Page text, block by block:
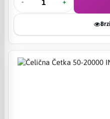
- +